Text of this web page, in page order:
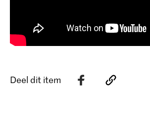
Deel dit item